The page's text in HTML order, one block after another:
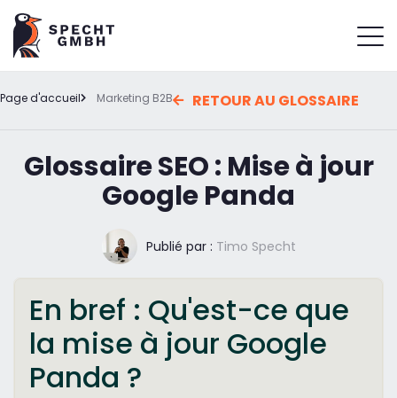
Page d'accueil Marketing B2B RETOUR AU GLOSSAIRE
Glossaire SEO : Mise à jour
Google Panda
Publié par : Timo Specht
En bref : Qu'est-ce que
la mise à jour Google
Panda ?